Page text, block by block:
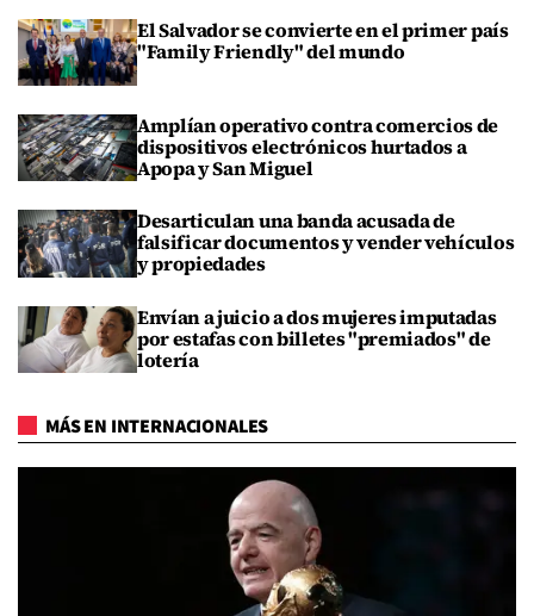
El Salvador se convierte en el primer país
"Family Friendly" del mundo
Amplían operativo contra comercios de
dispositivos electrónicos hurtados a
Apopa y San Miguel
Desarticulan una banda acusada de
falsificar documentos y vender vehículos
y propiedades
Envían a juicio a dos mujeres imputadas
por estafas con billetes "premiados" de
lotería
MÁS EN INTERNACIONALES